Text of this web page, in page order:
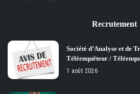
Recrutement
Société d’Analyse et de
Téléenquêteur /
1 août 2026